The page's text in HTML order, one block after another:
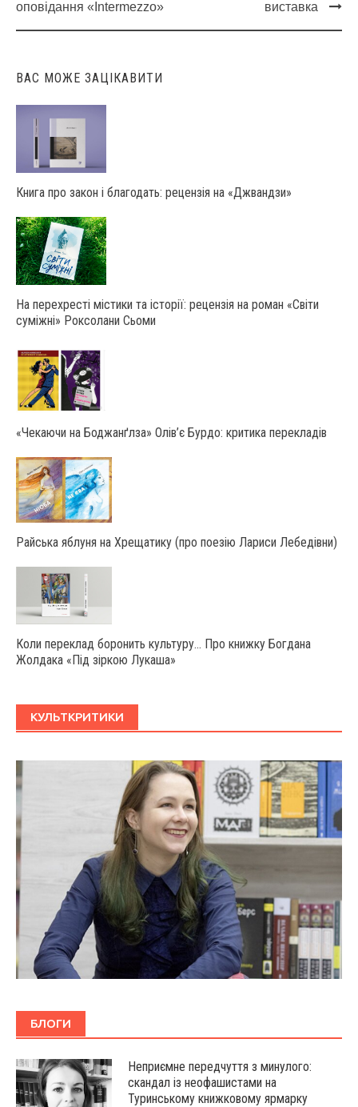
navigation
оповідання «Intermezzo» виставка
ВАС МОЖЕ ЗАЦІКАВИТИ
Книга про закон і благодать: рецензія на «Джвандзи»
На перехресті містики та історії: рецензія на роман «Світи
суміжні» Роксолани Сьоми
«Чекаючи на Боджанґлза» Олів’є Бурдо: критика перекладів
Райська яблуня на Хрещатику (про поезію Лариси Лебедівни)
Коли переклад боронить культуру… Про книжку Богдана
Жолдака «Під зіркою Лукаша»
КУЛЬТКРИТИКИ
БЛОГИ
Неприємне передчуття з минулого:
скандал із неофашистами на
Туринському книжковому ярмарку